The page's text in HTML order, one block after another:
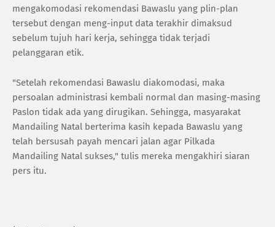
mengakomodasi rekomendasi Bawaslu yang plin-plan
tersebut dengan meng-input data terakhir dimaksud
sebelum tujuh hari kerja, sehingga tidak terjadi
pelanggaran etik.
"Setelah rekomendasi Bawaslu diakomodasi, maka
persoalan administrasi kembali normal dan masing-masing
Paslon tidak ada yang dirugikan. Sehingga, masyarakat
Mandailing Natal berterima kasih kepada Bawaslu yang
telah bersusah payah mencari jalan agar Pilkada
Mandailing Natal sukses," tulis mereka mengakhiri siaran
pers itu.